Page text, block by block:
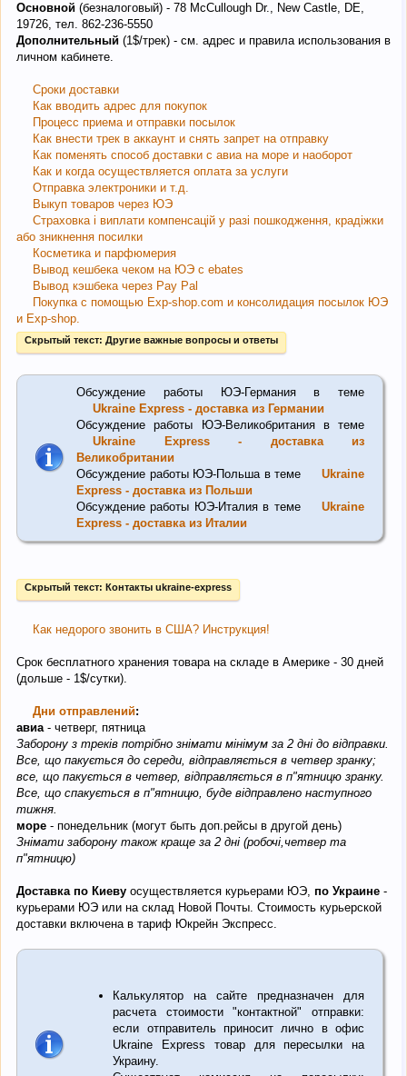
Основной (безналоговый) - 78 McCullough Dr., New Castle, DE,
19726, тел. 862-236-5550
Дополнительный (1$/трек) - см. адрес и правила использования в
личном кабинете.
Сроки доставки
Как вводить адрес для покупок
Процесс приема и отправки посылок
Как внести трек в аккаунт и снять запрет на отправку
Как поменять способ доставки с авиа на море и наоборот
Как и когда осуществляется оплата за услуги
Отправка электроники и т.д.
Выкуп товаров через ЮЭ
Страховка і виплати компенсацій у разі пошкодження, крадіжки
або зникнення посилки
Косметика и парфюмерия
Вывод кешбека чеком на ЮЭ с ebates
Вывод кэшбека через Pay Pal
Покупка с помощью Exp-shop.com и консолидация посылок ЮЭ
и Exp-shop.
Скрытый текст: Другие важные вопросы и ответы
Обсуждение работы ЮЭ-Германия в теме
Ukraine Express - доставка из Германии
Обсуждение работы ЮЭ-Великобритания в теме
Ukraine Express - доставка из
Великобритании
Обсуждение работы ЮЭ-Польша в теме
Ukraine
Express - доставка из Польши
Обсуждение работы ЮЭ-Италия в теме
Ukraine
Express - доставка из Италии
Скрытый текст: Контакты ukraine-express
Как недорого звонить в США? Инструкция!
Срок бесплатного хранения товара на складе в Америке - 30 дней
(дольше - 1$/сутки).
Дни отправлений:
авиа - четверг, пятница
Заборону з треків потрібно знімати мінімум за 2 дні до відправки.
Все, що пакується до середи, відправляється в четвер зранку;
все, що пакується в четвер, відправляється в п"ятницю зранку.
Все, що спакується в п"ятницю, буде відправлено наступного
тижня.
море - понедельник (могут быть доп.рейсы в другой день)
Знімати заборону також краще за 2 дні (робочі,четвер та
п"ятницю)
Доставка по Киеву осуществляется курьерами ЮЭ, по Украине -
курьерами ЮЭ или на склад Новой Почты. Стоимость курьерской
доставки включена в тариф Юкрейн Экспресс.
Калькулятор на сайте предназначен для
расчета стоимости "контактной" отправки:
если отправитель приносит лично в офис
Ukraine Express товар для пересылки на
Украину.